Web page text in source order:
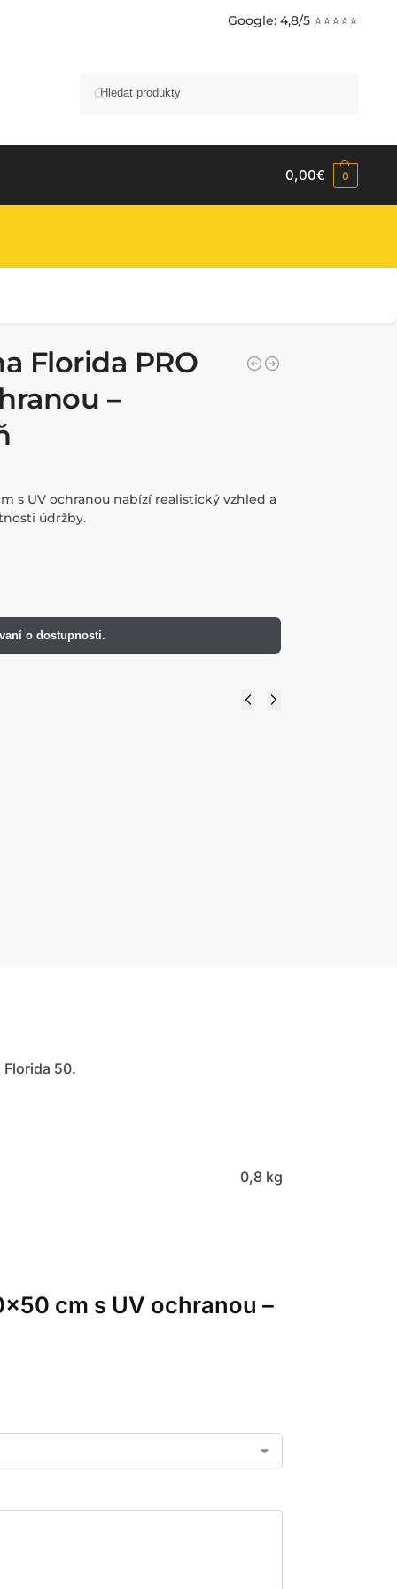
Google: 4,8/5 ⭐⭐⭐⭐⭐
0,00€ 0
Florida PRO
–
s UV ochranou nabízí realistický vzhled a
údržby.
o dostupnosti.
50.
0,8 kg
cm s UV ochranou –